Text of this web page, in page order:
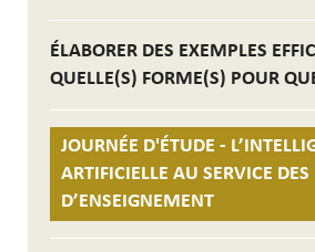
ÉLABORER DES EXEMPLES
QUELLE(S) FORME(S) POUR
JOURNÉE D'ÉTUDE -
ARTIFICIELLE AU SERVICE
D’ENSEIGNEMENT